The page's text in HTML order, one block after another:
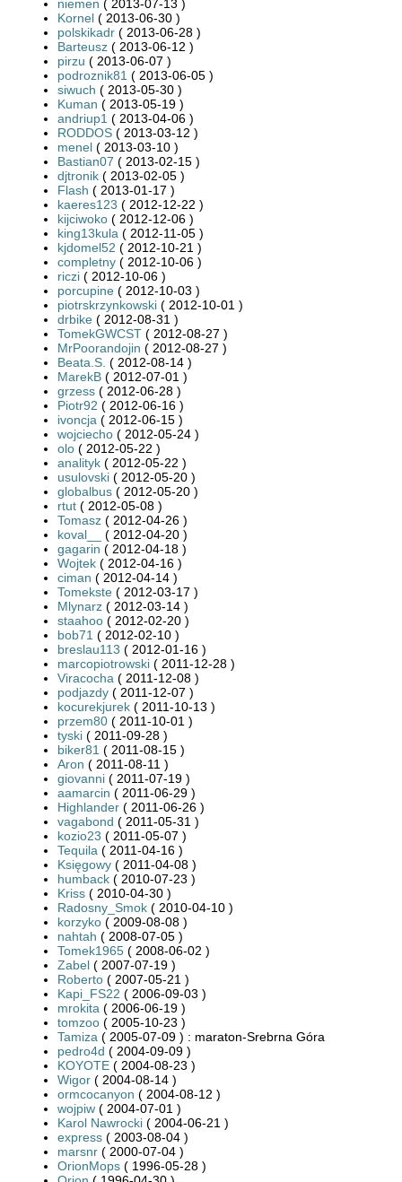
niemen ( 2013-07-13 )
Kornel ( 2013-06-30 )
polskikadr ( 2013-06-28 )
Barteusz ( 2013-06-12 )
pirzu ( 2013-06-07 )
podroznik81 ( 2013-06-05 )
siwuch ( 2013-05-30 )
Kuman ( 2013-05-19 )
andriup1 ( 2013-04-06 )
RODDOS ( 2013-03-12 )
menel ( 2013-03-10 )
Bastian07 ( 2013-02-15 )
djtronik ( 2013-02-05 )
Flash ( 2013-01-17 )
kaeres123 ( 2012-12-22 )
kijciwoko ( 2012-12-06 )
king13kula ( 2012-11-05 )
kjdomel52 ( 2012-10-21 )
completny ( 2012-10-06 )
riczi ( 2012-10-06 )
porcupine ( 2012-10-03 )
piotrskrzynkowski ( 2012-10-01 )
drbike ( 2012-08-31 )
TomekGWCST ( 2012-08-27 )
MrPoorandojin ( 2012-08-27 )
Beata.S. ( 2012-08-14 )
MarekB ( 2012-07-01 )
grzess ( 2012-06-28 )
Piotr92 ( 2012-06-16 )
ivoncja ( 2012-06-15 )
wojciecho ( 2012-05-24 )
olo ( 2012-05-22 )
analityk ( 2012-05-22 )
usulovski ( 2012-05-20 )
globalbus ( 2012-05-20 )
rtut ( 2012-05-08 )
Tomasz ( 2012-04-26 )
koval__
( 2012-04-20 )
gagarin ( 2012-04-18 )
Wojtek ( 2012-04-16 )
ciman ( 2012-04-14 )
Tomekste ( 2012-03-17 )
Mlynarz ( 2012-03-14 )
staahoo ( 2012-02-20 )
bob71 ( 2012-02-10 )
breslau113 ( 2012-01-16 )
marcopiotrowski ( 2011-12-28 )
Viracocha ( 2011-12-08 )
podjazdy ( 2011-12-07 )
kocurekjurek ( 2011-10-13 )
przem80 ( 2011-10-01 )
tyski ( 2011-09-28 )
biker81 ( 2011-08-15 )
Aron ( 2011-08-11 )
giovanni ( 2011-07-19 )
aamarcin ( 2011-06-29 )
Highlander ( 2011-06-26 )
vagabond ( 2011-05-31 )
kozio23 ( 2011-05-07 )
Tequila ( 2011-04-16 )
Księgowy ( 2011-04-08 )
humback ( 2010-07-23 )
Kriss ( 2010-04-30 )
Radosny_Smok ( 2010-04-10 )
korzyko ( 2009-08-08 )
nahtah ( 2008-07-05 )
Tomek1965 ( 2008-06-02 )
Zabel ( 2007-07-19 )
Roberto ( 2007-05-21 )
Kapi_FS22 ( 2006-09-03 )
mrokita ( 2006-06-19 )
tomzoo ( 2005-10-23 )
Tamiza ( 2005-07-09 ) : maraton-Srebrna Góra
pedro4d ( 2004-09-09 )
KOYOTE ( 2004-08-23 )
Wigor ( 2004-08-14 )
ormcocanyon ( 2004-08-12 )
wojpiw ( 2004-07-01 )
Karol Nawrocki ( 2004-06-21 )
express ( 2003-08-04 )
marsnr ( 2000-07-04 )
OrionMops ( 1996-05-28 )